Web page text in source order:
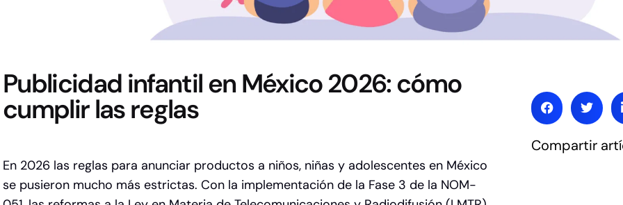
Publicidad infantil en México 2026: cómo
cumplir las reglas
En 2026 las reglas para anunciar productos a niños, niñas y adolescentes en México
se pusieron mucho más estrictas. Con la implementación de la Fase 3 de la NOM-
Compartir